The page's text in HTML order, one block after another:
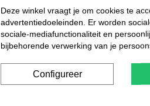
Deze winkel vraagt je om cookies te
advertentiedoeleinden. Er worden
sociale-mediafunctionaliteit en
bijbehorende verwerking van je
Configureer